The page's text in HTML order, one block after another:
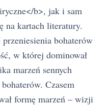
b>, jak i sam
na kartach literatury.
bohaterów
w której dominował
marzeń sennych
Czasem
formę marzeń – wizji